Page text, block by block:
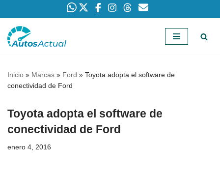
Saltar
Inicio » Marcas » Ford » Toyota adopta el software de
conectividad de Ford
Toyota adopta el software de
conectividad de Ford
enero 4, 2016